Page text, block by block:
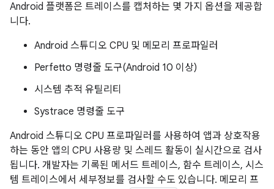
Android 플랫폼은 트레이스를 캡처하는 몇 가지 옵션을 제공합
니다.
Android 스튜디오 CPU 및 메모리 프로파일러
Perfetto 명령줄 도구(Android 10 이상)
시스템 추적 유틸리티
Systrace 명령줄 도구
Android 스튜디오 CPU 프로파일러를 사용하여 앱과 상호작용
하는 동안 앱의 CPU 사용량 및 스레드 활동이 실시간으로 검사
됩니다. 개발자는 기록된 메서드 트레이스, 함수 트레이스, 시스
템 트레이스에서 세부정보를 검사할 수도 있습니다. 메모리 프